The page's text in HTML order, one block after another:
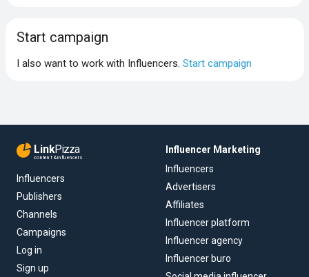
Start campaign
I also want to work with Influencers. Start campaign
LinkPizza
content & influencers
Influencers
Publishers
Channels
Campaigns
Log in
Sign up
Influencer Marketing
Influencers
Advertisers
Affiliates
Influencer platform
Influencer agency
Influencer buro